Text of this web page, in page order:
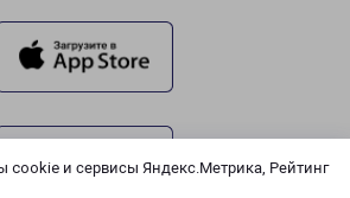
и сервисы Яндекс.Метрика, Рейтинг